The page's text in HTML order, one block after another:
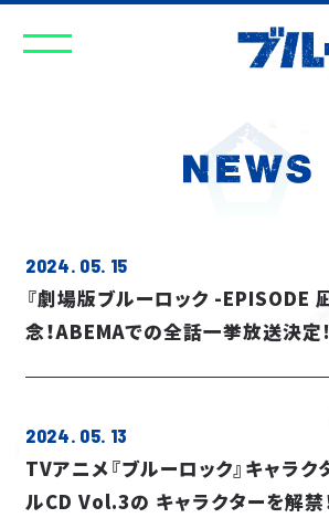
2024. 05. 15
『劇場版ブルーロック -EPISODE
念！ABEMAでの全話一挙放送決
2024. 05. 13
TVアニメ『ブルーロック』キャラ
ルCD Vol.3の キャラクターを解禁